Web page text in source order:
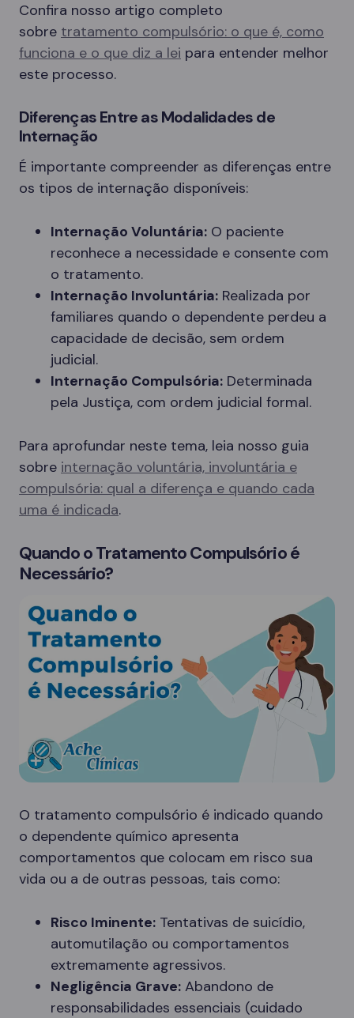
Confira nosso artigo completo
sobre tratamento compulsório: o que é, como
funciona e o que diz a lei para entender melhor
este processo.
Diferenças Entre as Modalidades de
Internação
É importante compreender as diferenças entre
os tipos de internação disponíveis:
Internação Voluntária: O paciente
reconhece a necessidade e consente com
o tratamento.
Internação Involuntária: Realizada por
familiares quando o dependente perdeu a
capacidade de decisão, sem ordem
judicial.
Internação Compulsória: Determinada
pela Justiça, com ordem judicial formal.
Para aprofundar neste tema, leia nosso guia
sobre internação voluntária, involuntária e
compulsória: qual a diferença e quando cada
uma é indicada.
Quando o Tratamento Compulsório é
Necessário?
O tratamento compulsório é indicado quando
o dependente químico apresenta
comportamentos que colocam em risco sua
vida ou a de outras pessoas, tais como:
Risco Iminente: Tentativas de suicídio,
automutilação ou comportamentos
extremamente agressivos.
Negligência Grave: Abandono de
responsabilidades essenciais (cuidado